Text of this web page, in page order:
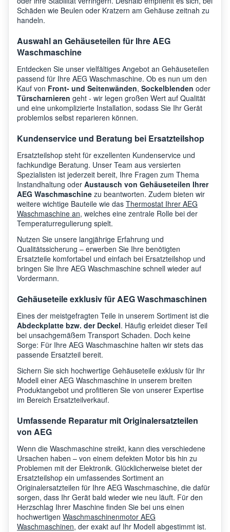
AEG L9WEC169R
AEG L8WED164C
AEG L7WEE862S
L6WB86JW
AEG L9WEN06CB
AEG L8WBM163C
AEG L9WSB162C
AEG L7WEC166R
AEG
AEG
AEG L8WEC162S
AEG LWX9A9613C
Schäden wie Beulen oder Kratzern am Gehäuse zeitnah zu
handeln.
Auswahl an Gehäuseteilen für Ihre AEG
Waschmaschine
Entdecken Sie unser vielfältiges Angebot an Gehäuseteilen
passend für Ihre AEG Waschmaschine. Ob es nun um den
Kauf von Front- und Seitenwänden, Sockelblenden oder
Türscharnieren geht - wir legen großen Wert auf Qualität
und eine unkomplizierte Installation, sodass Sie Ihr Gerät
problemlos selbst reparieren können.
Kundenservice und Beratung bei Ersatzteilshop
Ersatzteilshop steht für exzellenten Kundenservice und
fachkundige Beratung. Unser Team aus versierten
Spezialisten ist jederzeit bereit, Ihre Fragen zum Thema
Instandhaltung oder Austausch von Gehäuseteilen Ihrer
AEG Waschmaschine zu beantworten. Zudem bieten wir
weitere wichtige Bauteile wie das Thermostat Ihrer AEG
Waschmaschine an, welches eine zentrale Rolle bei der
Temperaturregulierung spielt.
Nutzen Sie unsere langjährige Erfahrung und
Qualitätssicherung – erwerben Sie Ihre benötigten
Ersatzteile komfortabel und einfach bei Ersatzteilshop und
bringen Sie Ihre AEG Waschmaschine schnell wieder auf
Vordermann.
Gehäuseteile exklusiv für AEG Waschmaschinen
Eines der meistgefragten Teile in unserem Sortiment ist die
Abdeckplatte bzw. der Deckel. Häufig erleidet dieser Teil
bei unsachgemäßem Transport Schaden. Doch keine
Sorge: Für Ihre AEG Waschmaschine halten wir stets das
passende Ersatzteil bereit.
Sichern Sie sich hochwertige Gehäuseteile exklusiv für Ihr
Modell einer AEG Waschmaschine in unserem breiten
Produktangebot und profitieren Sie von unserer Expertise
im Bereich Ersatzteilverkauf.
Umfassende Reparatur mit Originalersatzteilen
von AEG
Wenn die Waschmaschine streikt, kann dies verschiedene
Ursachen haben – von einem defekten Motor bis hin zu
Problemen mit der Elektronik. Glücklicherweise bietet der
Ersatzteilshop ein umfassendes Sortiment an
Originalersatzteilen für Ihre AEG Waschmaschine, die dafür
sorgen, dass Ihr Gerät bald wieder wie neu läuft. Für den
Herzschlag Ihrer Maschine finden Sie bei uns einen
hochwertigen Waschmaschinenmotor AEG
Waschmaschinen, der exakt auf Ihr Modell abgestimmt ist.